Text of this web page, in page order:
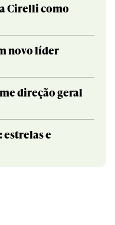
Cirelli como
novo líder
direção geral
estrelas e